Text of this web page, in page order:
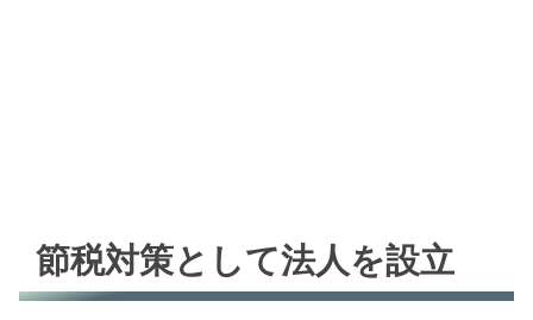
節税対策として法人を設立